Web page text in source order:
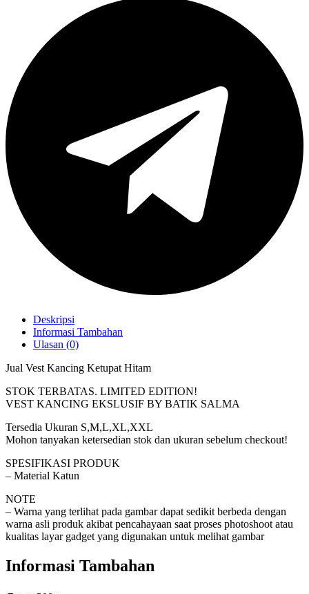
Deskripsi
Informasi Tambahan
Ulasan (0)
Jual Vest Kancing Ketupat Hitam
STOK TERBATAS. LIMITED EDITION!
VEST KANCING EKSLUSIF BY BATIK SALMA
Tersedia Ukuran S,M,L,XL,XXL
Mohon tanyakan ketersedian stok dan ukuran sebelum checkout!
SPESIFIKASI PRODUK
– Material Katun
NOTE
– Warna yang terlihat pada gambar dapat sedikit berbeda dengan
warna asli produk akibat pencahayaan saat proses photoshoot atau
kualitas layar gadget yang digunakan untuk melihat gambar
Informasi Tambahan